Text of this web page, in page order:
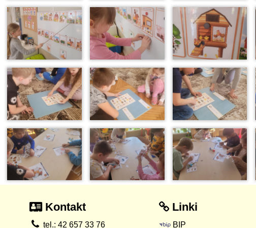
Kontakt
tel.: 42 657 33 76
Linki
BIP